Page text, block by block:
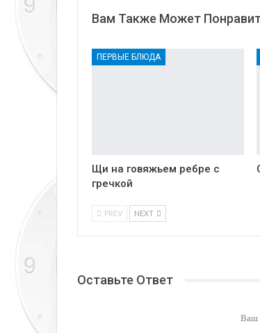
Вам Также Может
ПЕРВЫЕ БЛЮДА
Щи на говяжьем ребре с
гречкой
PREV NEXT
Оставьте Ответ
Ваш